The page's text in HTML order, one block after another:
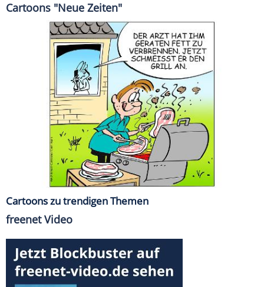
Cartoons "Neue Zeiten"
Cartoons zu trendigen Themen
freenet Video